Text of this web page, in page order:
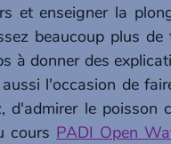
et enseigner la
beaucoup plus
à donner des
l'occasion de
d'admirer le
cours PADI Open